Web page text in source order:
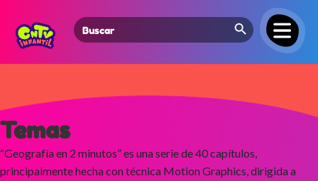
Search
for:
Search Button
Temas
“Geografía en 2 minutos” es una serie de 40 capítulos,
principalmente hecha con técnica Motion Graphics, dirigida a